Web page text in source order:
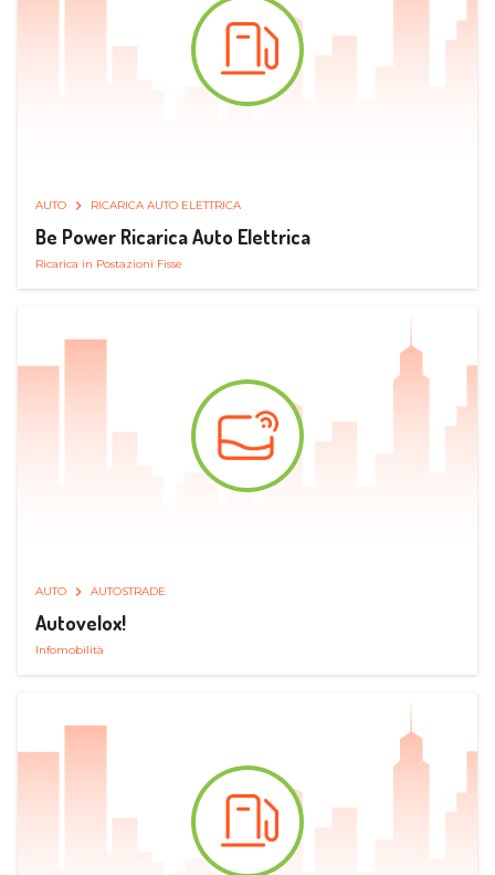
AUTO RICARICA AUTO ELETTRICA
Be Power Ricarica Auto Elettrica
Ricarica in Postazioni Fisse
AUTO AUTOSTRADE
Autovelox!
Infomobilità